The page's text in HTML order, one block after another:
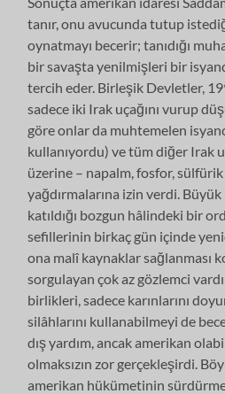
tanır, onu avucunda tutup
oynatmayı becerir; tanıdığı
bir savaşta yenilmişleri bir
tercih eder. Birleşik Devletler,
sadece iki Irak uçağını vurup
göre onlar da muhtemelen
kullanıyordu) ve tüm diğer Irak
üzerine – napalm, fosfor,
yağdırmalarına izin verdi.
katıldığı bozgun hâlindeki bir
sefillerinin birkaç gün içinde
ona malî kaynaklar sağlanması
sorgulayan çok az gözlemci
birlikleri, sadece karınlarını
silâhlarını kullanabilmeyi de
dış yardım, ancak amerikan
olmaksızın zor gerçekleşirdi.
amerikan hükümetinin